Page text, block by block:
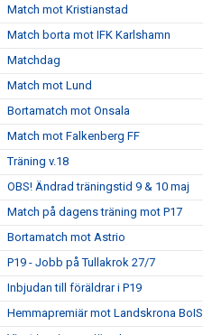
Match mot Kristianstad
Match borta mot IFK Karlshamn
Matchdag
Match mot Lund
Bortamatch mot Onsala
Match mot Falkenberg FF
Träning v.18
OBS! Ändrad träningstid 9 & 10 maj
Match på dagens träning mot P17
Bortamatch mot Astrio
P19 - Jobb på Tullakrok 27/7
Inbjudan till föräldrar i P19
Hemmapremiär mot Landskrona BoIS